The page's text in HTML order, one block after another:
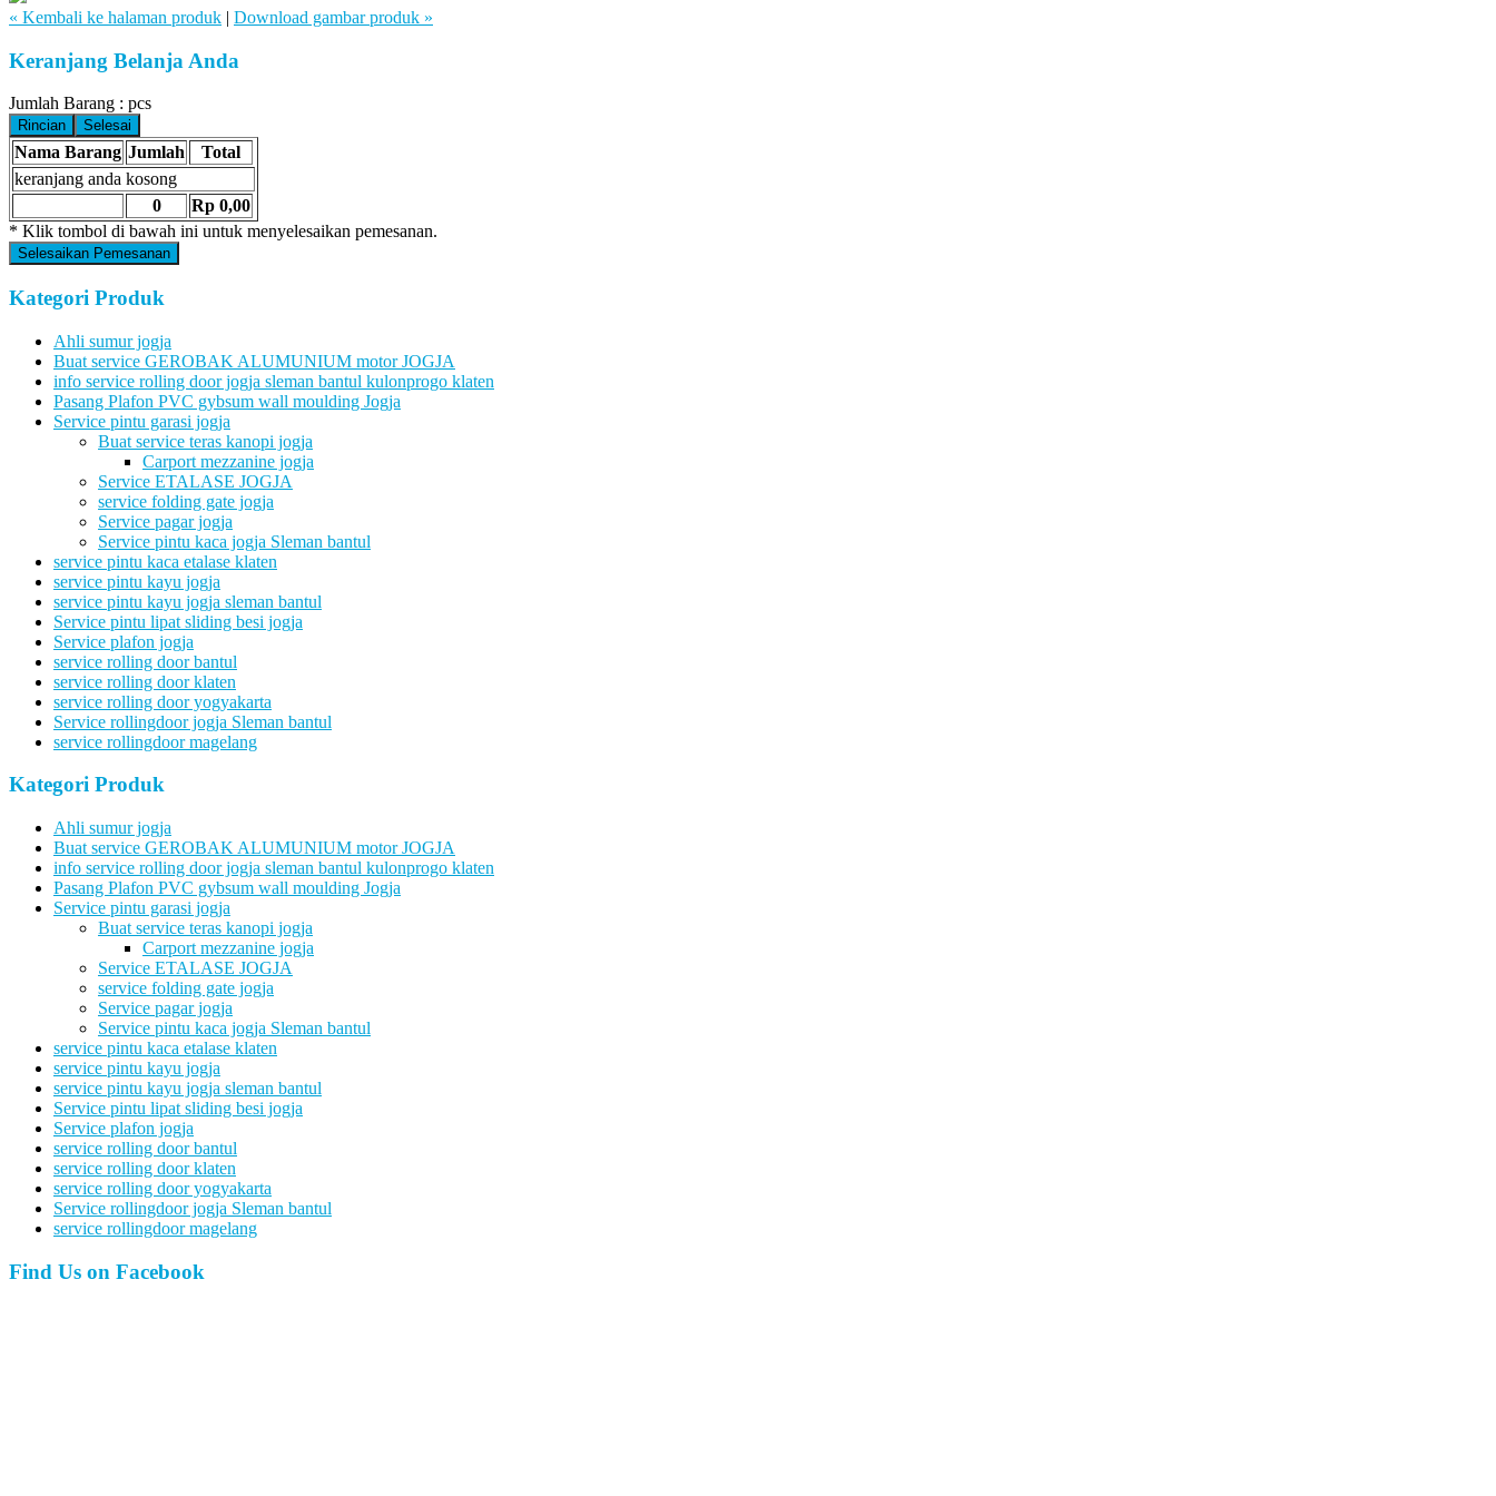
« Kembali ke halaman produk | Download gambar produk »
Keranjang Belanja Anda
Jumlah Barang : pcs
Rincian Selesai
Nama Barang Jumlah Total
0 Rp 0,00
keranjang anda kosong
* Klik tombol di bawah ini untuk menyelesaikan pemesanan.
Selesaikan Pemesanan
Kategori Produk
Ahli sumur jogja
Buat service GEROBAK ALUMUNIUM motor JOGJA
info service rolling door jogja sleman bantul kulonprogo klaten
Pasang Plafon PVC gybsum wall moulding Jogja
Service pintu garasi jogja
Buat service teras kanopi jogja
Carport mezzanine jogja
Service ETALASE JOGJA
service folding gate jogja
Service pagar jogja
Service pintu kaca jogja Sleman bantul
service pintu kaca etalase klaten
service pintu kayu jogja
service pintu kayu jogja sleman bantul
Service pintu lipat sliding besi jogja
Service plafon jogja
service rolling door bantul
service rolling door klaten
service rolling door yogyakarta
Service rollingdoor jogja Sleman bantul
service rollingdoor magelang
Kategori Produk
Ahli sumur jogja
Buat service GEROBAK ALUMUNIUM motor JOGJA
info service rolling door jogja sleman bantul kulonprogo klaten
Pasang Plafon PVC gybsum wall moulding Jogja
Service pintu garasi jogja
Buat service teras kanopi jogja
Carport mezzanine jogja
Service ETALASE JOGJA
service folding gate jogja
Service pagar jogja
Service pintu kaca jogja Sleman bantul
service pintu kaca etalase klaten
service pintu kayu jogja
service pintu kayu jogja sleman bantul
Service pintu lipat sliding besi jogja
Service plafon jogja
service rolling door bantul
service rolling door klaten
service rolling door yogyakarta
Service rollingdoor jogja Sleman bantul
service rollingdoor magelang
Find Us on Facebook